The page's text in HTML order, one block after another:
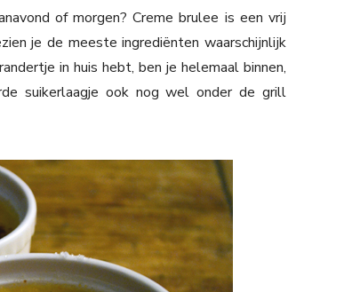
of morgen? Creme brulee is een vrij
je de meeste ingrediënten waarschijnlijk
in huis hebt, ben je helemaal binnen,
suikerlaagje ook nog wel onder de grill